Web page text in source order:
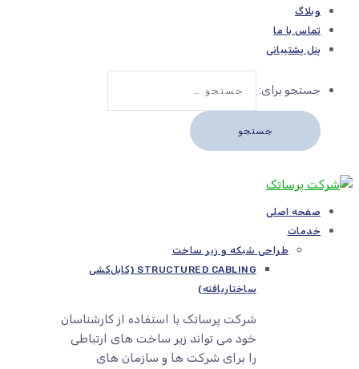
وبلاگ
تماس با ما
پنل پشتیبانی
جستجو برای:
صفحه اصلی
خدمات
طراحی شبکه و زیر ساخت
STRUCTURED CABLING (کابل‌کشی
ساختاریافته)
شرکت پرساتک با استفاده از کارشناسان
خود می تواند زیر ساخت های ارتباطی
را برای شرکت ها و سازمان های